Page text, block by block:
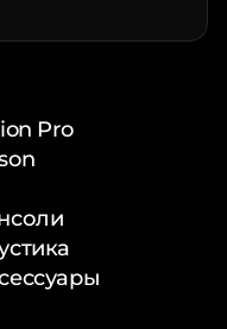
Pro